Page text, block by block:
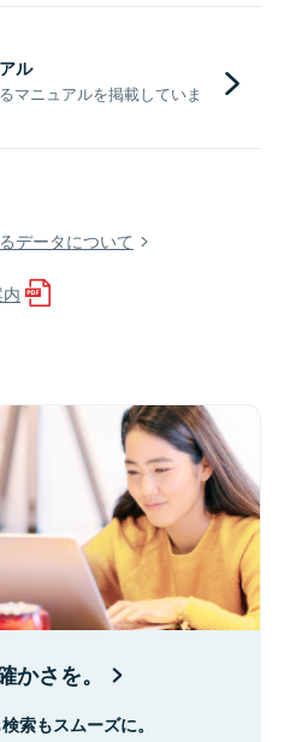
ル
マニュアルを掲載していま
データについて
かさを。
索もスムーズに。